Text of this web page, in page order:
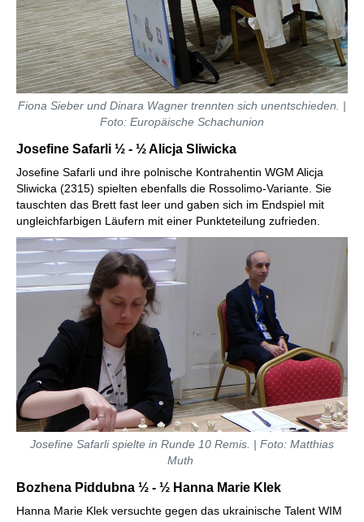
Fiona Sieber und Dinara Wagner trennten sich unentschieden. |
Foto: Europäische Schachunion
Josefine Safarli ½ - ½Alicja Sliwicka
Josefine Safarli und ihre polnische Kontrahentin WGM Alicja
Sliwicka (2315) spielten ebenfalls die Rossolimo-Variante. Sie
tauschten das Brett fast leer und gaben sich im Endspiel mit
ungleichfarbigen Läufern mit einer Punkteteilung zufrieden.
Josefine Safarli spielte in Runde 10 Remis. | Foto: Matthias
Muth
Bozhena Piddubna ½ - ½ Hanna Marie Klek
Hanna Marie Klek versuchte gegen das ukrainische Talent WIM